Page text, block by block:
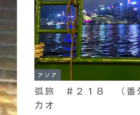
アジア
弧旅 ＃２１８ （番
カオ